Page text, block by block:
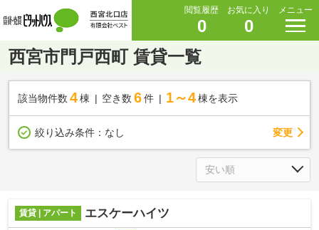
閲覧履歴
0
お気に入り
0
メニュー
西宮市門戸西町 賃貸一覧
該当物件数 4棟 空き数 6 件 1～4 棟を表示
絞り込み条件： なし 変更
賃貸 | アパート エスケーハイツ